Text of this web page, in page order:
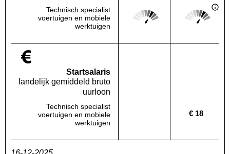
Technisch specialist
voertuigen en mobiele
werktuigen
Deze regio:
Score: 4 van 5
Landelijk
Score: 4 van
Startsalaris
landelijk gemiddeld bruto
uurloon
Technisch specialist
voertuigen en mobiele
werktuigen
Geen waarde bekendLandelijk
€ 18